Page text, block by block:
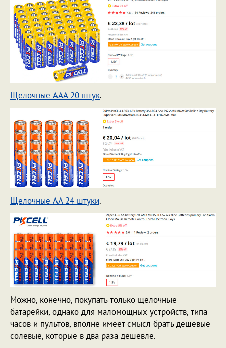
Щелочные AAA 20 штук.
Щелочные AA 24 штуки.
Можно, конечно, покупать только щелочные
батарейки, однако для маломощных устройств, типа
часов и пультов, вполне имеет смысл брать дешевые
солевые, которые в два раза дешевле.